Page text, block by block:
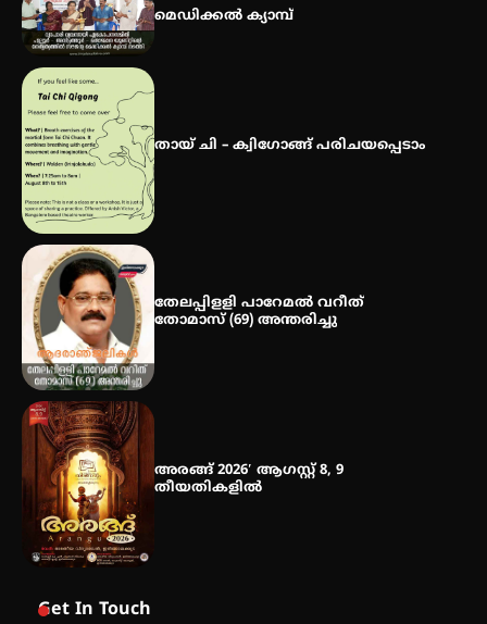
സാധ്യത ഇരിങ്ങാലക്കുടയിൽ 4.4
മില്ലി മീറ്റർ മഴ ലഭിച്ചു
സ്വദേശി ആതിര എം കെ യുടെ
നേട്ടം പ്രതിസന്ധികളോട് പൊരുതി
മെഡിക്കൽ ക്യാമ്പ്
തായ് ചി – ക്വിഗോങ്ങ് പരിചയപ്പെടാം
തേലപ്പിളളി പാറേമൽ വറീത്
തോമാസ് (69) അന്തരിച്ചു
അരങ്ങ് 2026′ ആഗസ്റ്റ് 8, 9
തീയതികളിൽ
Get In Touch